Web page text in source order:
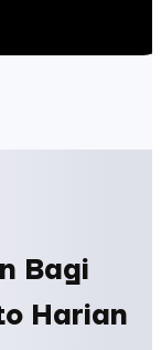
Bagi
Harian